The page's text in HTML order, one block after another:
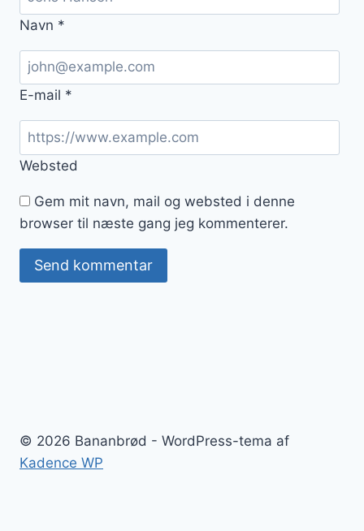
Navn *
E-mail *
Websted
Gem mit navn, mail og websted i denne
browser til næste gang jeg kommenterer.
© 2026 Bananbrød - WordPress-tema af
Kadence WP